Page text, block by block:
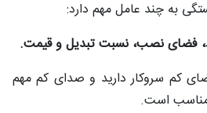
فضای نصب، نسبت تبدیل و قیمت.
کم سروکار دارید و صدای کم مهم